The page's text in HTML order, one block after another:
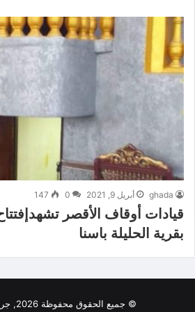
ghada أبريل 9, 2021 0
147
قيادات أوقاف الأقصر
بقرية الحليلة باسنا
© جميع الحقوق محفوظة 2026, جريدة كلمة العرب